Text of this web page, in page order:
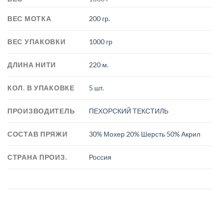
ВЕС МОТКА 200 гр.
ВЕС УПАКОВКИ 1000 гр
ДЛИНА НИТИ 220 м.
КОЛ. В УПАКОВКЕ 5 шт.
ПРОИЗВОДИТЕЛЬ ПЕХОРСКИЙ ТЕКСТИЛЬ
СОСТАВ ПРЯЖИ 30% Мохер 20% Шерсть 50% Акрил
СТРАНА ПРОИЗ. Россия